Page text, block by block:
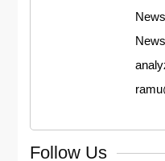
Follow Us